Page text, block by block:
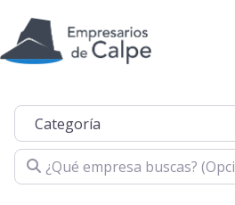
Categoría
¿Qué empresa buscas? (Opcional)